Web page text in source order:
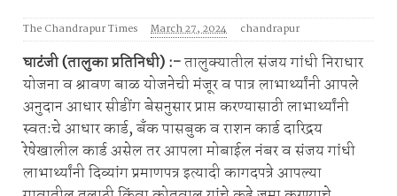
The Chandrapur Times March 27, 2024 chandrapur
घाटंजी (तालुका प्रतिनिधी) :-तालुक्यातील संजय गांधी निराधार
योजना व श्रावण बाळ योजनेची मंजूर व पात्र लाभार्थ्यांनी आपले
अनुदान आधार सीडींग बेसनुसार प्राप्त करण्यासाठी लाभार्थ्यांनी
स्वतःचे आधार कार्ड, बँक पासबुक व राशन कार्ड दारिद्रय
रेषेखालील कार्ड असेल तर आपला मोबाईल नंबर व संजय गांधी
लाभार्थ्यांनी दिव्यांग प्रमाणपत्र इत्यादी कागदपत्रे आपल्या